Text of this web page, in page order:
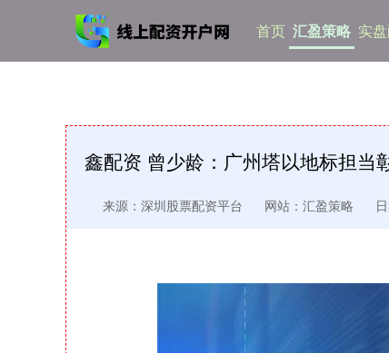
首页 汇盈策略 实
鑫配资 曾少龄：广州塔以地标担当
来源：深圳股票配资平台 网站：汇盈策略